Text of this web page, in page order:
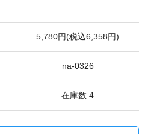
5,780円(税込6,358円)
na-0326
在庫数 4